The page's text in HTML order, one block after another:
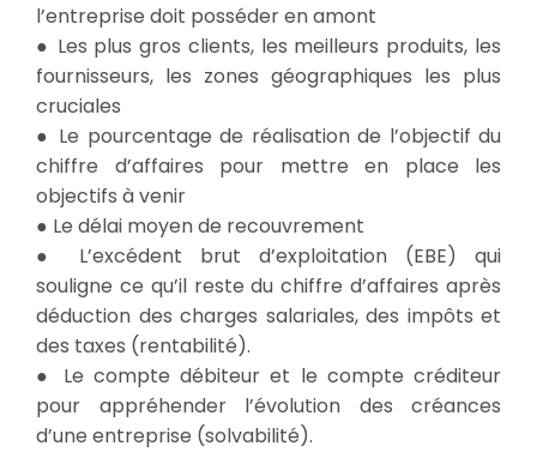
l’entreprise doit posséder en amont
● Les plus gros clients, les meilleurs produits, les
fournisseurs, les zones géographiques les plus
cruciales
● Le pourcentage de réalisation de l’objectif du
chiffre d’affaires pour mettre en place les
objectifs à venir
● Le délai moyen de recouvrement
● L’excédent brut d’exploitation (EBE) qui
souligne ce qu’il reste du chiffre d’affaires après
déduction des charges salariales, des impôts et
des taxes (rentabilité).
● Le compte débiteur et le compte créditeur
pour appréhender l’évolution des créances
d’une entreprise (solvabilité).